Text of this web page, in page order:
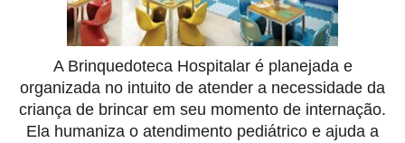
A Brinquedoteca Hospitalar é planejada e
organizada no intuito de atender a necessidade da
criança de brincar em seu momento de internação.
Ela humaniza o atendimento pediátrico e ajuda a